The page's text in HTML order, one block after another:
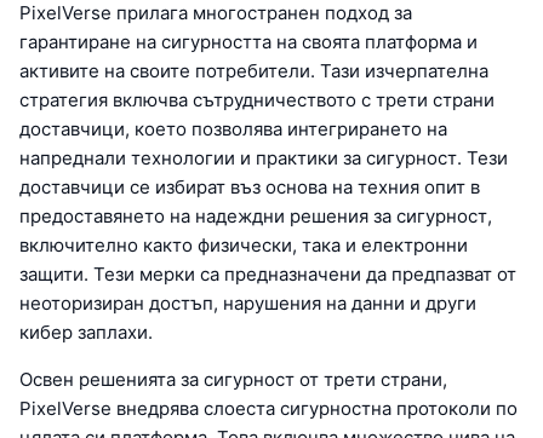
PixelVerse прилага многостранен подход за
гарантиране на сигурността на своята платформа и
активите на своите потребители. Тази изчерпателна
стратегия включва сътрудничеството с трети страни
доставчици, което позволява интегрирането на
напреднали технологии и практики за сигурност. Тези
доставчици се избират въз основа на техния опит в
предоставянето на надеждни решения за сигурност,
включително както физически, така и електронни
защити. Тези мерки са предназначени да предпазват от
неоторизиран достъп, нарушения на данни и други
кибер заплахи.
Освен решенията за сигурност от трети страни,
PixelVerse внедрява слоеста сигурностна протоколи по